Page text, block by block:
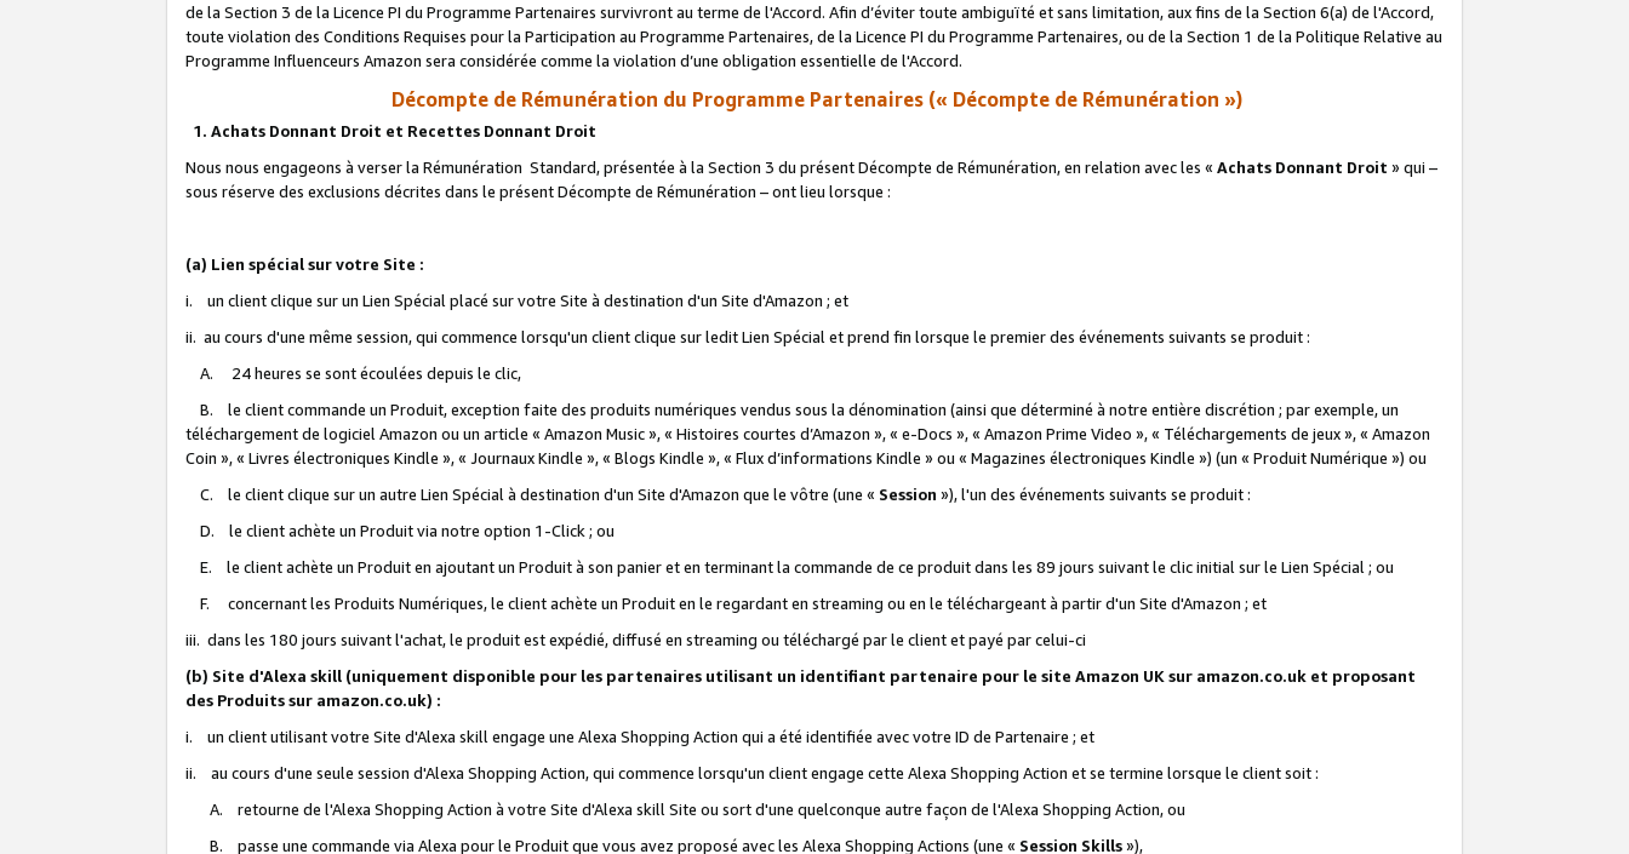
de la Section 3 de la Licence PI du Programme Partenaires survivront au terme de l'Accord. Afin d’éviter toute ambiguïté et sans limitation, aux fins de la Section 6(a) de l'Accord,
toute violation des Conditions Requises pour la Participation au Programme Partenaires, de la Licence PI du Programme Partenaires, ou de la Section 1 de la Politique Relative au
Programme Influenceurs Amazon sera considérée comme la violation d’une obligation essentielle de l'Accord.
Décompte de Rémunération du Programme Partenaires (« Décompte de Rémunération »)
1. Achats Donnant Droit et Recettes Donnant Droit
Nous nous engageons à verser la Rémunération Standard, présentée à la Section 3 du présent Décompte de Rémunération, en relation avec les « Achats Donnant Droit » qui –
sous réserve des exclusions décrites dans le présent Décompte de Rémunération – ont lieu lorsque :
(a) Lien spécial sur votre Site :
i. un client clique sur un Lien Spécial placé sur votre Site à destination d'un Site d'Amazon ; et
ii. au cours d'une même session, qui commence lorsqu'un client clique sur ledit Lien Spécial et prend fin lorsque le premier des événements suivants se produit :
A. 24 heures se sont écoulées depuis le clic,
B. le client commande un Produit, exception faite des produits numériques vendus sous la dénomination (ainsi que déterminé à notre entière discrétion ; par exemple, un
téléchargement de logiciel Amazon ou un article « Amazon Music », « Histoires courtes d’Amazon », « e-Docs », « Amazon Prime Video », « Téléchargements de jeux », « Amazon
Coin », « Livres électroniques Kindle », « Journaux Kindle », « Blogs Kindle », « Flux d’informations Kindle » ou « Magazines électroniques Kindle ») (un « Produit Numérique ») ou
C. le client clique sur un autre Lien Spécial à destination d'un Site d'Amazon que le vôtre (une « Session »), l'un des événements suivants se produit :
D. le client achète un Produit via notre option 1-Click ; ou
E. le client achète un Produit en ajoutant un Produit à son panier et en terminant la commande de ce produit dans les 89 jours suivant le clic initial sur le Lien Spécial ; ou
F. concernant les Produits Numériques, le client achète un Produit en le regardant en streaming ou en le téléchargeant à partir d'un Site d'Amazon ; et
iii. dans les 180 jours suivant l'achat, le produit est expédié, diffusé en streaming ou téléchargé par le client et payé par celui-ci
(b) Site d'Alexa skill (uniquement disponible pour les partenaires utilisant un identifiant partenaire pour le site Amazon UK sur amazon.co.uk et proposant
des Produits sur amazon.co.uk) :
i. un client utilisant votre Site d'Alexa skill engage une Alexa Shopping Action qui a été identifiée avec votre ID de Partenaire ; et
ii. au cours d'une seule session d'Alexa Shopping Action, qui commence lorsqu'un client engage cette Alexa Shopping Action et se termine lorsque le client soit :
A. retourne de l'Alexa Shopping Action à votre Site d'Alexa skill Site ou sort d'une quelconque autre façon de l'Alexa Shopping Action, ou
B. passe une commande via Alexa pour le Produit que vous avez proposé avec les Alexa Shopping Actions (une « Session Skills»),